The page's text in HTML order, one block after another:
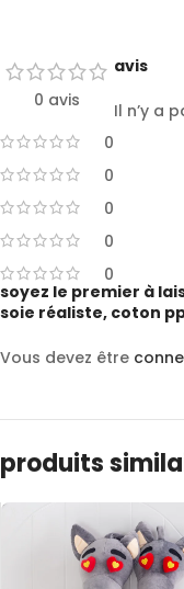
0 avis
0
0
0
0
0
avis
Il n’y a
soyez le premier à
soie réaliste, coton
Vous devez être
produits